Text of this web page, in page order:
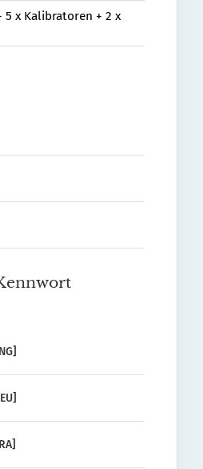
5 x Kalibratoren + 2 x